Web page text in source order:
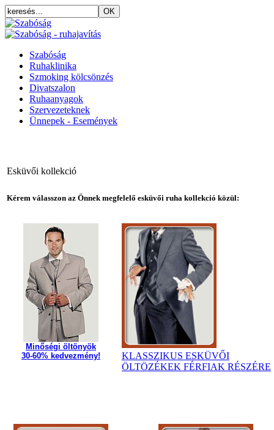
Szabóság
Ruhaklinika
Szmoking kölcsönzés
Divatszalon
Ruhaanyagok
Szervezeteknek
Ünnepek - Események
Esküvői kollekció
Kérem válasszon az Önnek megfelelő esküvői ruha kollekció közül:
Minőségi öltönyök
30-60% kedvezmény!
KLASSZIKUS ESKÜVŐI
ÖLTÖZÉKEK FÉRFIAK RÉSZÉRE